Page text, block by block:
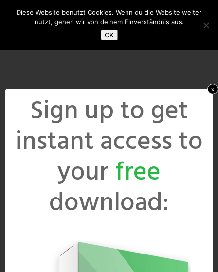
Sign up to get
instant access to
yourfree
download:
x
Diese Website benutzt Cookies. Wenn du die Website weiter
nutzt, gehen wir von deinem Einverständnis aus.
OK